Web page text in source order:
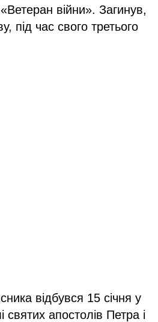
війни». Загинув,
під час свого третього
відбувся 15 січня у
святих апостолів Петра і